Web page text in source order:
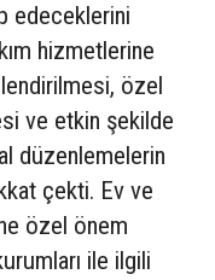
edeceklerini
hizmetlerine
özel
ve etkin şekilde
düzenlemelerin
çekti. Ev ve
özel önem
ile ilgili